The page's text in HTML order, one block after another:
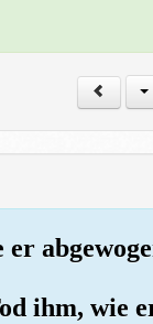
er
ihm, wie